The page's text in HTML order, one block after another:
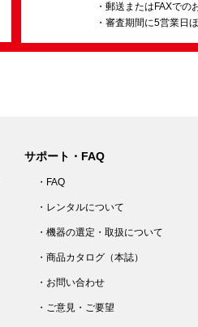
・郵送またはFAXでの
・審査期間に5営業日
サポート・FAQ
・FAQ
・レンタルについて
・機器の選定・取扱について
・商品カタログ（本誌）
・お問い合わせ
・ご意見・ご要望